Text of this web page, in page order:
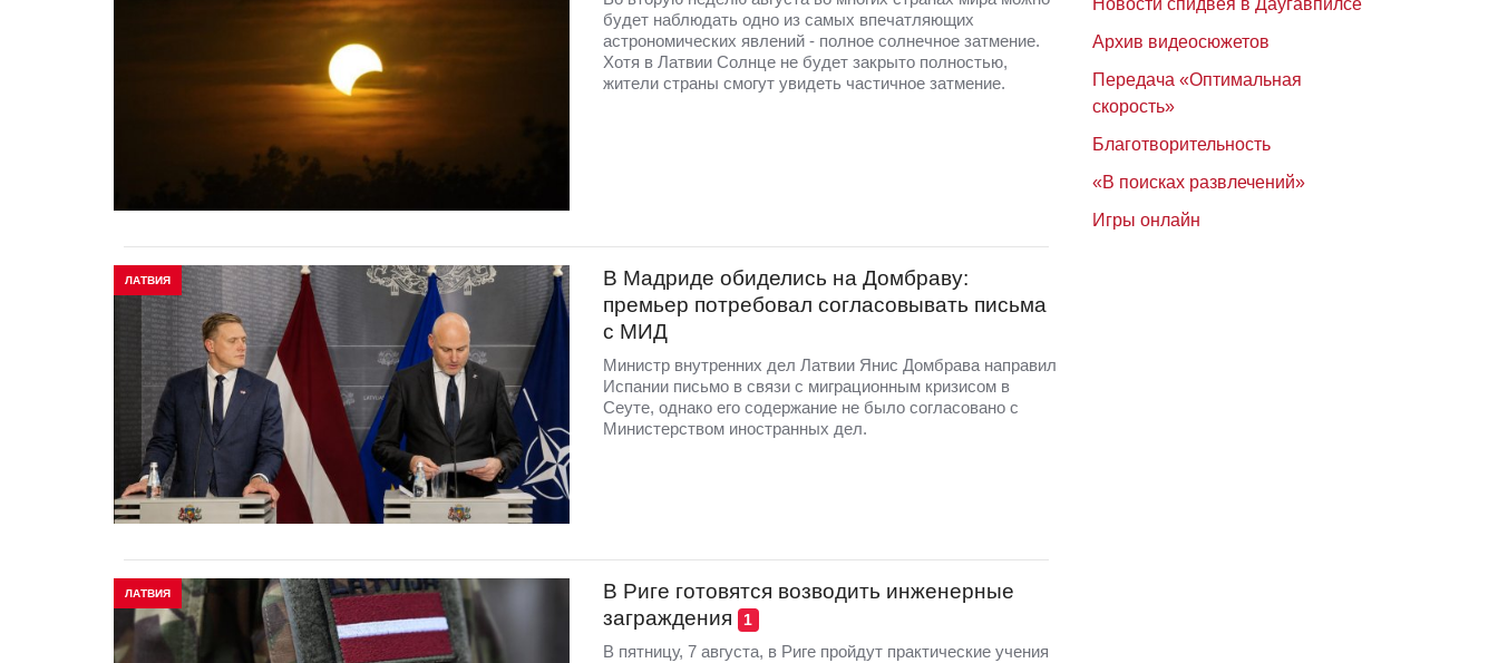
будет наблюдать одно из самых впечатляющих
астрономических явлений - полное солнечное затмение.
Хотя в Латвии Солнце не будет закрыто полностью,
жители страны смогут увидеть частичное затмение.
ЛАТВИЯ
В Мадриде обиделись на Домбраву:
премьер потребовал согласовывать письма
с МИД
Министр внутренних дел Латвии Янис Домбрава направил
Испании письмо в связи с миграционным кризисом в
Сеуте, однако его содержание не было согласовано с
Министерством иностранных дел.
ЛАТВИЯ
В Риге готовятся возводить инженерные
заграждения
1
В пятницу, 7 августа, в Риге пройдут практические учения
Новости спидвея в Даугавпилсе
Архив видеосюжетов
Передача «Оптимальная
скорость»
Благотворительность
«В поисках развлечений»
Игры онлайн